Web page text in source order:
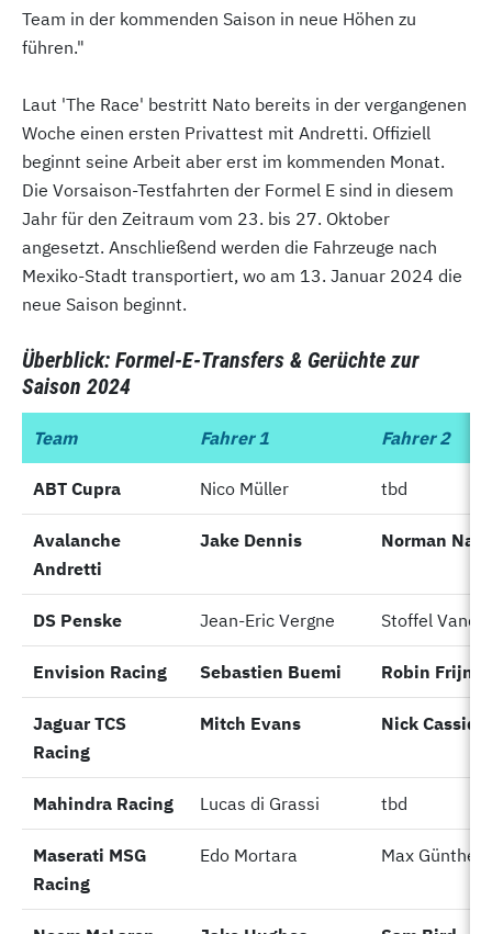
Team in der kommenden Saison in neue Höhen zu
führen."
Laut 'The Race' bestritt Nato bereits in der vergangenen
Woche einen ersten Privattest mit Andretti. Offiziell
beginnt seine Arbeit aber erst im kommenden Monat.
Die Vorsaison-Testfahrten der Formel E sind in diesem
Jahr für den Zeitraum vom 23. bis 27. Oktober
angesetzt. Anschließend werden die Fahrzeuge nach
Mexiko-Stadt transportiert, wo am 13. Januar 2024 die
neue Saison beginnt.
Überblick: Formel-E-Transfers & Gerüchte zur
Saison 2024
Team Fahrer 1 Fahrer 2
ABT Cupra Nico Müller tbd
Avalanche
Andretti
Jake Dennis Norman Nato
DS Penske Jean-Eric Vergne Stoffel
Envision Racing Sebastien Buemi Robin Frijns
Jaguar TCS
Racing
Mitch Evans Nick Cassidy
Mahindra Racing Lucas di Grassi tbd
Maserati MSG
Racing
Edo Mortara Max Günther
Team
ABT Cupra
Avalanche
Andretti
DS Penske
Envision Racing
Jaguar TCS
Racing
Mahindra Racing
Maserati MSG
Racing